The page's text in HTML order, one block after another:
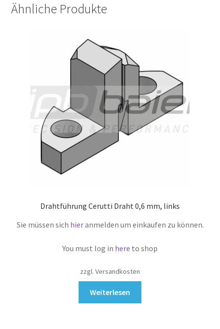
Ähnliche Produkte
Drahtführung Cerutti Draht 0,6 mm, links
Sie müssen sich hieranmelden um einkaufen zu können.
You must log in here to shop
zzgl. Versandkosten
Weiterlesen